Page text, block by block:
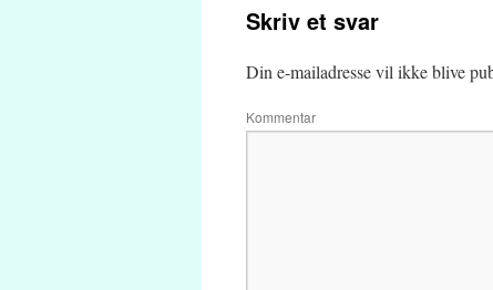
Skriv et svar
Din e-mailadresse vil ikke blive
Kommentar